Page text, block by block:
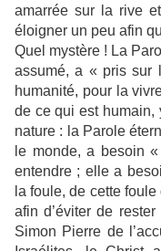
amarrée sur la rive
éloigner un peu afin
Quel mystère ! La
assumé, a « pris sur
humanité, pour la
de ce qui est humain,
nature : la Parole
le monde, a besoin
entendre ; elle a
la foule, de cette
afin d’éviter de rester
Simon Pierre de